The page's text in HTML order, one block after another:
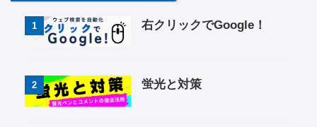
1 右クリックでGoogle！
2 蛍光と対策